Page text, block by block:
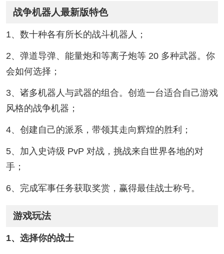
战争机器人最新版特色
1、数十种各有所长的战斗机器人；
2、弹道导弹、能量炮和等离子炮等 20 多种武器。你
会如何选择；
3、诸多机器人与武器的组合。创造一台适合自己游戏
风格的战争机器；
4、创建自己的派系，带领其走向辉煌的胜利；
5、加入史诗级 PvP 对战，挑战来自世界各地的对
手；
6、完成军事任务获取奖赏，赢得最佳战士称号。
游戏玩法
1、选择你的战士